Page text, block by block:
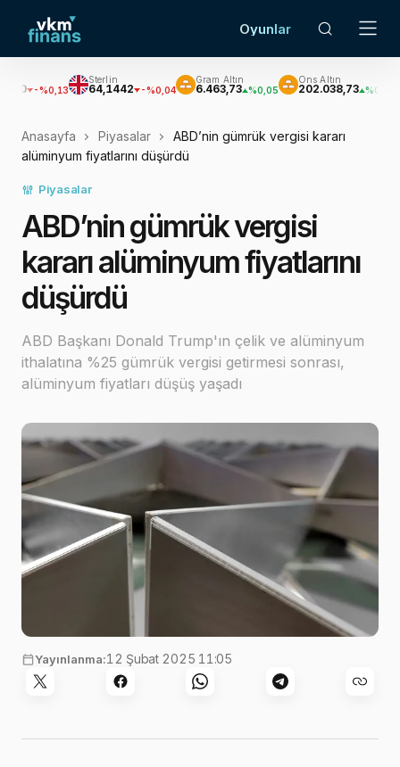
Oyunlar
Sterlin
64,1442 -%0,04
Gram Altın
6.463,73 %0,05
Ons Altın
202.038,73 %0,09
Anasayfa Piyasalar
ABD’nin gümrük vergisi kararı
alüminyum fiyatlarını düşürdü
Piyasalar
ABD’nin gümrük vergisi
kararı alüminyum fiyatlarını
düşürdü
ABD Başkanı Donald Trump'ın çelik ve alüminyum
ithalatına %25 gümrük vergisi getirmesi sonrası,
alüminyum fiyatları düşüş yaşadı
Görsel:Ricardo Gomez Angel
Yayınlanma:12 Şubat 2025 11:05